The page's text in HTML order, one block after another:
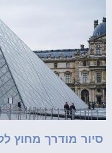
סיור מודרך מחוץ